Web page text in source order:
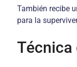
También recibe
para la
Técnica